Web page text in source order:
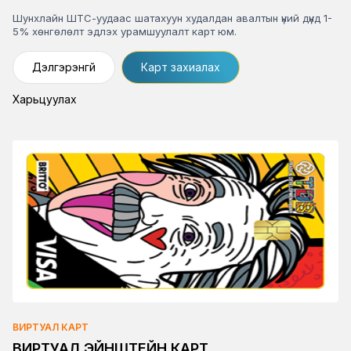
Шунхлайн ШТС-уудаас шатахуун худалдан авалтын үний дүнд 1-
5% хөнгөлөлт эдлэх урамшуулалт карт юм.
Дэлгэрэнгүй Карт захиалах
Харьцуулах
ВИРТУАЛ КАРТ